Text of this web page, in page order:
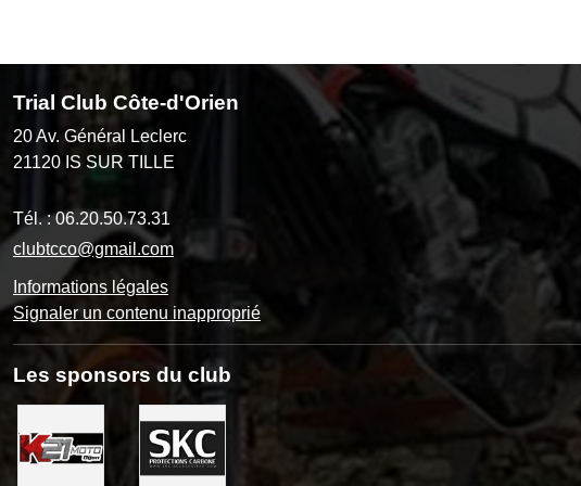
Trial Club Côte-d'Orien
20 Av. Général Leclerc
21120 IS SUR TILLE
Tél. :06.20.50.73.31
clubtcco@gmail.com
Informations légales
Signaler un contenu inapproprié
Les sponsors du club